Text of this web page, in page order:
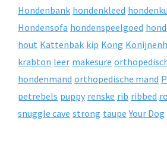
Hondenbank hondenkleed
Hondensofa hondenspeelgoed
hout Kattenbak kip Kong
krabton leer makesure
hondenmand orthopedische mand
petrebels puppy renske rib ribbed
snuggle cave strong taupe Your Dog